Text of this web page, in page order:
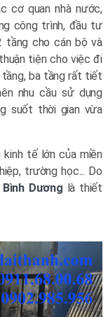
cơ quan nhà nước,
công trình, đầu tư
tầng cho cán bộ và
tiện cho việc đi
tầng, ba tầng rất tiết
nhu cầu sử dụng
suốt thời gian vừa
kinh tế lớn của miền
trường học... Do
Dương là thiết